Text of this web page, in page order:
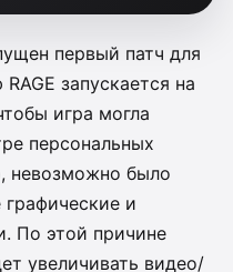
первый патч для
запускается на
игра могла
персональных
невозможно было
и
По этой причине
увеличивать видео/